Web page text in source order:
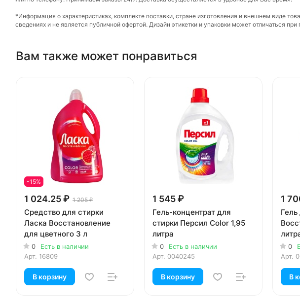
*Информация о характеристиках, комплекте поставки, стране изготовления и внешнем виде
сведениях и не является публичной офертой. Дизайн этикетки и упаковки может отличаться
Вам также может понравиться
-15%
1 024.25 ₽ 1 205 ₽
Средство для стирки
Ласка Восстановление
для цветного 3 л
0
Есть в наличии
Арт. 16809
В корзину
1 545 ₽
Гель-концентрат для
стирки Персил Color 1,95
литра
0
Есть в наличии
Арт. 0040245
В корзину
1
0
Арт.
В